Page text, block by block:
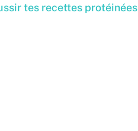
tes recettes protéinées